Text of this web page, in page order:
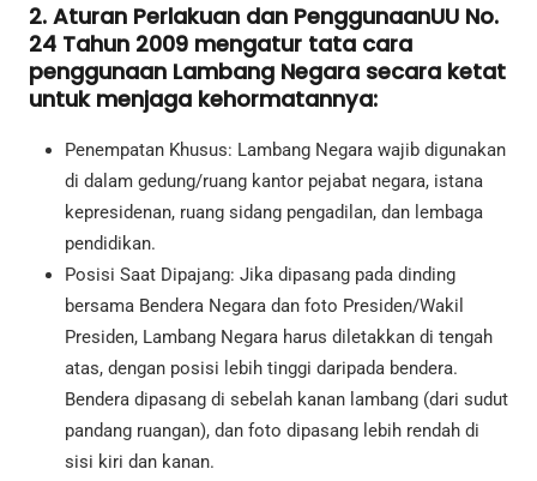
2. Aturan Perlakuan dan PenggunaanUU No.
24 Tahun 2009 mengatur tata cara
penggunaan Lambang Negara secara ketat
untuk menjaga kehormatannya:
Penempatan Khusus: Lambang Negara wajib digunakan
di dalam gedung/ruang kantor pejabat negara, istana
kepresidenan, ruang sidang pengadilan, dan lembaga
pendidikan.
Posisi Saat Dipajang: Jika dipasang pada dinding
bersama Bendera Negara dan foto Presiden/Wakil
Presiden, Lambang Negara harus diletakkan di tengah
atas, dengan posisi lebih tinggi daripada bendera.
Bendera dipasang di sebelah kanan lambang (dari sudut
pandang ruangan), dan foto dipasang lebih rendah di
sisi kiri dan kanan.